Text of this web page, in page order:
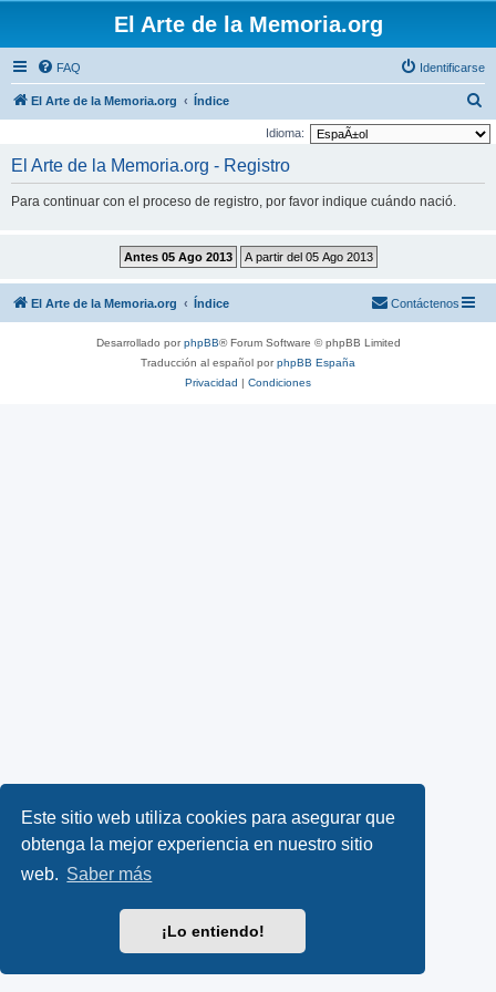
Este sitio web utiliza cookies para asegurar que
obtenga la mejor experiencia en nuestro sitio
web. Saber más
¡Lo entiendo!
El Arte de la Memoria.org
FAQ Identificarse
El Arte de la Memoria.org Índice
u
Idioma:
El Arte de la Memoria.org - Registro
Para continuar con el proceso de registro, por favor indique cuándo nació.
El Arte de la Memoria.org Índice Contáctenos
Desarrollado porphpBB® Forum Software © phpBB Limited
Traducción al español porphpBB España
Privacidad | Condiciones